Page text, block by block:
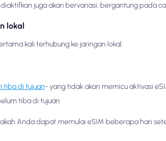
juga akan bervariasi, bergantung pada
lokal
kali terhubung ke jaringan lokal.
tiba di tujuan- yang tidak akan memicu aktivasi
tiba di tujuan
Anda dapat memulai eSIM beberapa hari